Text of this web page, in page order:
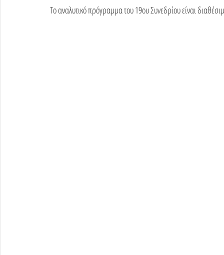
Το αναλυτικό πρόγραμμα του 19ου Συνεδρίου είναι